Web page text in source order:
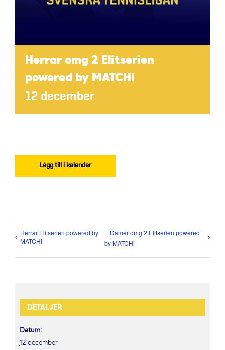
Herrar omg 2 Elitserien
powered by MATCHi
12 december
Lägg till i kalender
Herrar Elitserien powered by
MATCHi
Damer omg 2 Elitserien powered
by MATCHi
DETALJER
Datum:
12 december